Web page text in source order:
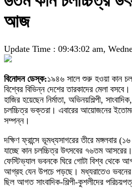
আজ
Update Time : 09:43:02 am,
বিনোদন ডেস্ক:১৯৪৬ সালে শুরু হওয়া কান
বিশ্বের বিভিন্ন দেশের তারকাদের মেলা
হাজির হয়েছেন নির্মাতা, অভিনয়শিল্পী,
চলচ্চিত্র ভক্তরা। এবারের আয়োজনের
সম্পন্ন।
দক্ষিণ ফ্রান্সে ভূমধ্যসাগরের তীরে মঙ্গলবার
যাচ্ছে কান চলচ্চিত্র উৎসবের ৭৬তম আসরের।
ফেস্টিভ্যাল ভবনকে ঘিরে গোটা বিশ্ব থেকে
আগ্রহ যেন উপচে পড়ছে। মধ্যরাতেও ভবনের
ছিল আগত সাংবাদিক-শিল্পী-কুশলীদের